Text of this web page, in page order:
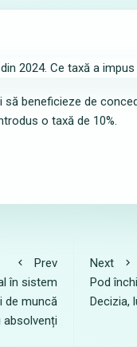
beneficieze de
o taxă de 10%.
Prev
în sistem
de muncă
absolvenți
Next
Pod
Decizia,